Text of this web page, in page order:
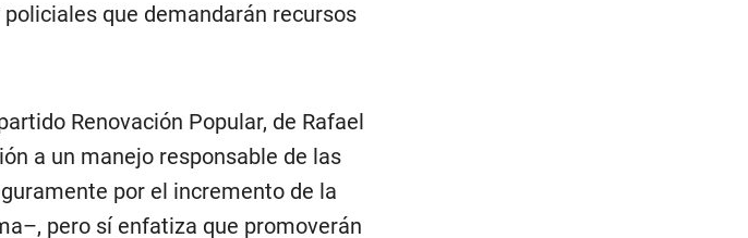
que demandarán recursos
Renovación Popular, de Rafael
a un manejo responsable de las
por el incremento de la
pero sí enfatiza que promoverán